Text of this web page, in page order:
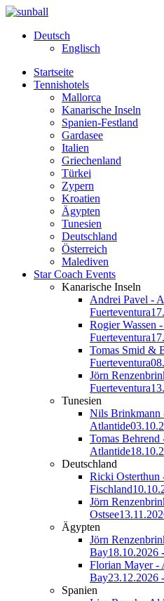
Deutsch
Englisch
Startseite
Tennishotels
Mallorca
Kanarische Inseln
Spanien-Festland
Gardasee
Italien
Griechenland
Türkei
Zypern
Kroatien
Ägypten
Tunesien
Deutschland
Österreich
Malediven
Star Coach Events
Kanarische Inseln
Andrei Pavel -
Fuerteventura
Rogier Wassen
Fuerteventura
Tomas Smid &
Fuerteventura
Jörn
Fuerteventura
Tunesien
Nils Brinkmann
Atlantide
Tomas
Atlantide
Deutschland
Ricki Osterthun
Fischland
Jörn
Ostsee
Ägypten
Jörn
Bay18.10.2026
Florian Mayer -
Bay23.12.2026
Spanien